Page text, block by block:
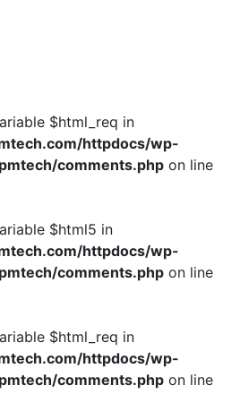
$html_req in
httpdocs/wp-
comments.php on line
$html5 in
httpdocs/wp-
comments.php on line
$html_req in
httpdocs/wp-
comments.php on line